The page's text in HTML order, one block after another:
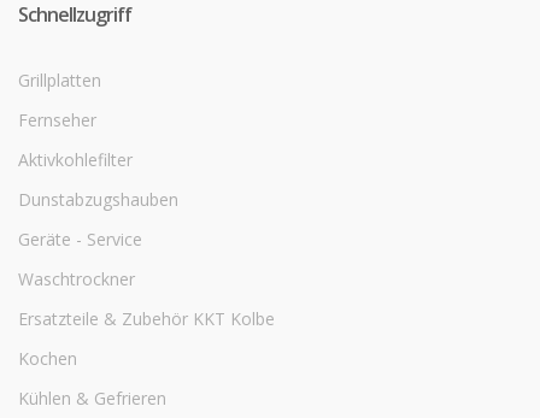
Schnellzugriff
Grillplatten
Fernseher
Aktivkohlefilter
Dunstabzugshauben
Geräte - Service
Waschtrockner
Ersatzteile & Zubehör KKT Kolbe
Kochen
Kühlen & Gefrieren